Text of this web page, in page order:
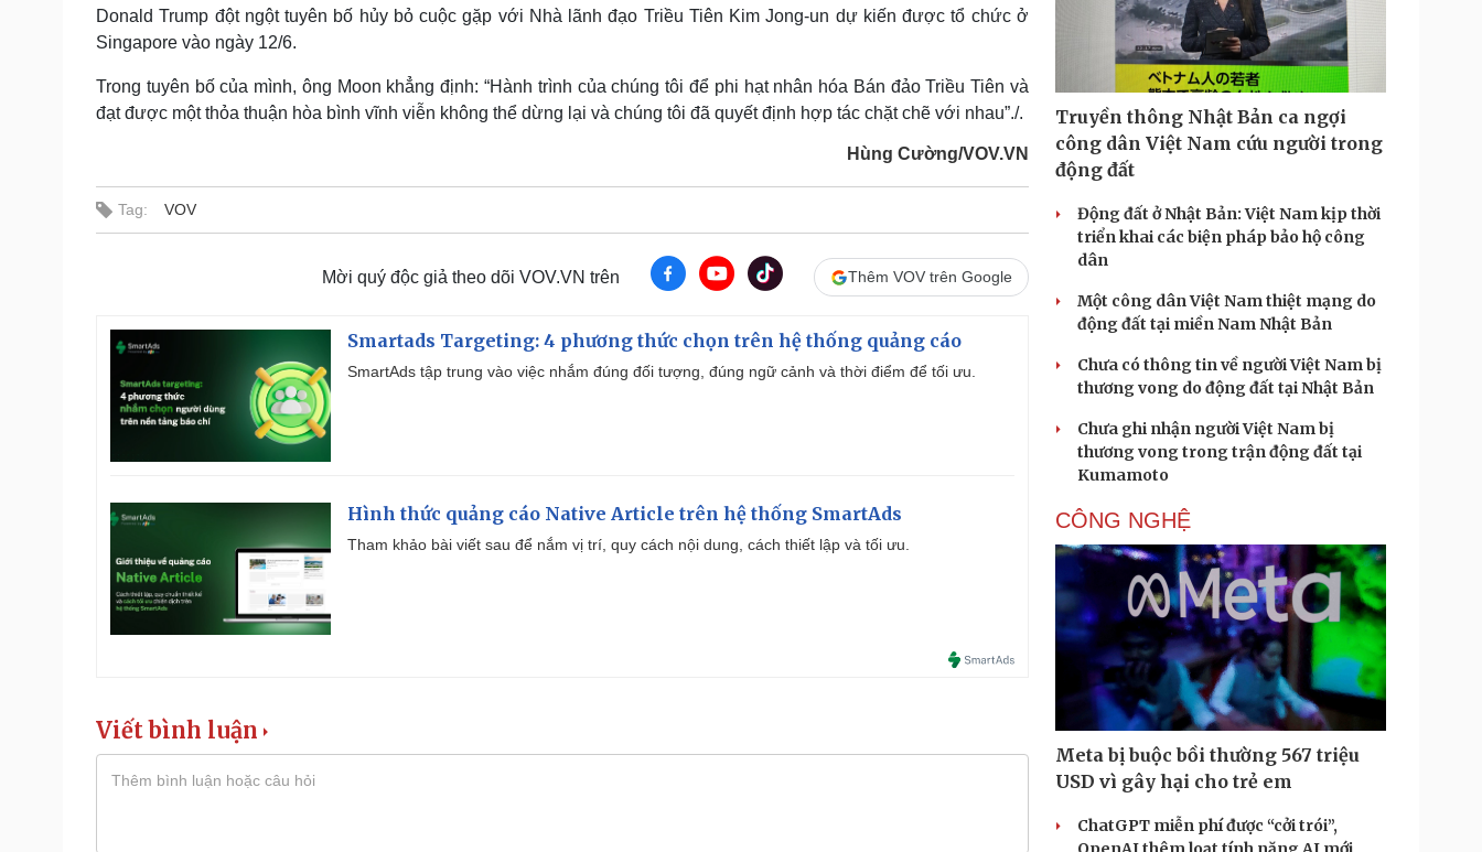
Donald Trump đột ngột tuyên bố hủy bỏ cuộc gặp với Nhà lãnh đạo Triều Tiên Kim Jong-un dự kiến được tổ chức ở
Singapore vào ngày 12/6.
Trong tuyên bố của mình, ông Moon khẳng định: “Hành trình của chúng tôi để phi hạt nhân hóa Bán đảo Triều Tiên và
đạt được một thỏa thuận hòa bình vĩnh viễn không thể dừng lại và chúng tôi đã quyết định hợp tác chặt chẽ với nhau”./.
Hùng Cường/VOV.VN
Tag: VOV
Mời quý độc giả theo dõi VOV.VN trên Thêm VOV trên Google
Smartads Targeting: 4 phương thức chọn trên hệ thống quảng cáo
SmartAds tập trung vào việc nhắm đúng đối tượng, đúng ngữ cảnh và thời điểm để tối ưu.
Hình thức quảng cáo Native Article trên hệ thống SmartAds
Tham khảo bài viết sau để nắm vị trí, quy cách nội dung, cách thiết lập và tối ưu.
Viết bình luận
Truyền thông Nhật Bản ca ngợi
công dân Việt Nam cứu người trong
động đất
Động đất ở Nhật Bản: Việt Nam kịp thời
triển khai các biện pháp bảo hộ công
dân
Một công dân Việt Nam thiệt mạng do
động đất tại miền Nam Nhật Bản
Chưa có thông tin về người Việt Nam bị
thương vong do động đất tại Nhật Bản
Chưa ghi nhận người Việt Nam bị
thương vong trong trận động đất tại
Kumamoto
CÔNG NGHỆ
Meta bị buộc bồi thường 567 triệu
USD vì gây hại cho trẻ em
ChatGPT miễn phí được “cởi trói”,